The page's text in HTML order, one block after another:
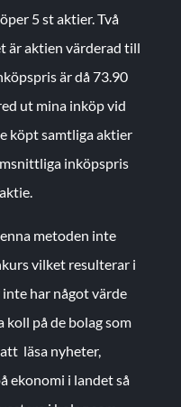
5 st aktier.Två
är aktien värderad till
är då 73.90
ut mina inköp vid
köpt samtliga aktier
inköpspris
metoden inte
vilket resulterar i
har något värde
på de bolag som
läsa nyheter,
ekonomi i landet så